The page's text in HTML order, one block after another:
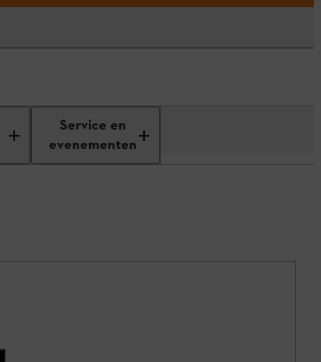
Service en
evenementen